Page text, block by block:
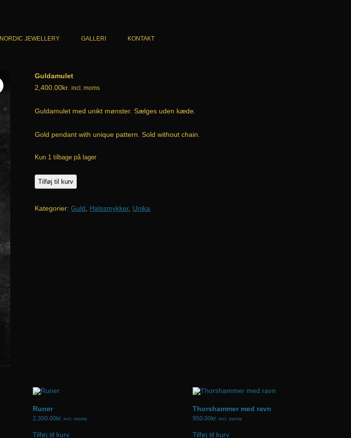
HALSSMYKKER
HERRESMYKKER
UNIKA
NORDIC JEWELLERY GALLERI KONTAKT
Guldamulet
2,400.00kr. incl. moms
Guldamulet med unikt mønster. Sælges uden kæde.
Gold pendant with unique pattern. Sold without chain.
Kun 1 tilbage på lager
Guldamulet
Tilføj til kurv
Kategorier:Guld Halssmykker, Unika
Runer
2,300.00kr. incl. moms
Tilføj til kurv
Thorshammer med ravn
950.00kr. incl. moms
Tilføj til kurv